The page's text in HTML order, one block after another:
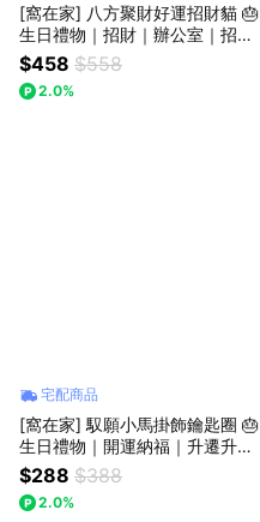
[窩在家] 八方聚財好運招財貓 🎂
生日禮物｜招財｜辦公室｜招福
貓｜開運納福｜貓咪｜實用｜升
遷升職｜喬遷｜開業開店｜療癒
｜同事｜上班族｜貓奴｜獅子座
$458 $558
2.0%
宅配商品
[窩在家] 馭願小馬掛飾鑰匙圈 🎂
生日禮物｜開運納福｜升遷升職
｜喬遷｜開業開店｜同事｜獅子
座｜七夕禮物｜父親節
$288 $388
2.0%